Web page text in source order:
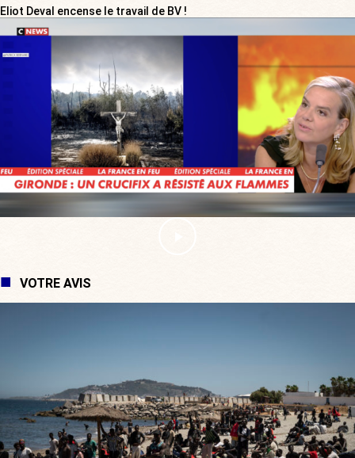
Eliot Deval encense le travail de BV !
VOTRE AVIS